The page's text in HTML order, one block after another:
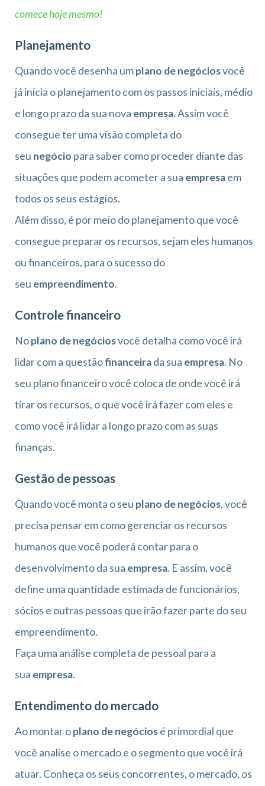
comece hoje mesmo!
Planejamento
Quando você desenha umplano de negóciosvocê
já inicia o planejamento com os passos iniciais, médio
e longo prazo da sua nova empresa. Assim você
consegue ter uma visão completa do
seu negócio para saber como proceder diante das
situações que podem acometer a sua empresaem
todos os seus estágios.
Além disso, é por meio do planejamento que você
consegue preparar os recursos, sejam eles humanos
ou financeiros, para o sucesso do
seu empreendimento.
Controle financeiro
Noplano de negóciosvocê detalha como você irá
lidar com a questãofinanceirada sua empresa. No
seu plano financeiro você coloca de onde você irá
tirar os recursos, o que você irá fazer com eles e
como você irá lidar a longo prazo com as suas
finanças.
Gestão de pessoas
Quando você monta o seu plano de negócios, você
precisa pensar em como gerenciar os recursos
humanos que você poderá contar para o
desenvolvimento da sua empresa. E assim, você
define uma quantidade estimada de funcionários,
sócios e outras pessoas que irão fazer parte do seu
empreendimento.
Faça uma análise completa de pessoal para a
sua empresa.
Entendimento do mercado
Ao montar oplano de negóciosé primordial que
você analise o mercado e o segmento que você irá
atuar. Conheça os seus concorrentes, o mercado, os